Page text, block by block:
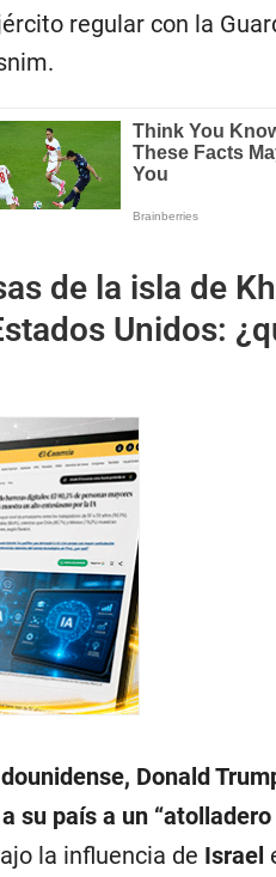
regular con la
de la isla de
Unidos:
Donald
su país a un “atolladero
la influencia de Israel